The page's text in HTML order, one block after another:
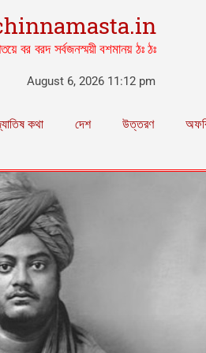
বর বরদ সর্বজনস্ময়ী বশমানয় ঠঃ ঠঃ
August 6, 2026 11:12 pm
কথা দেশ উত্তরণ